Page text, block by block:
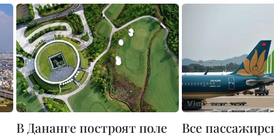
В Дананге построят поле
Все